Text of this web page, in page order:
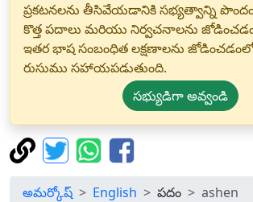
ప్రకటనలను తీసివేయడానికి సభ్యత్వాన్ని
కొత్త పదాలు మరియు నిర్వచనాలను
ఇతర భాష సంబంధిత లక్షణాలను
రుసుము సహాయపడుతుంది.
సభ్యుడిగా అవ్వండి
అమర్కోష్ English పదం ashen